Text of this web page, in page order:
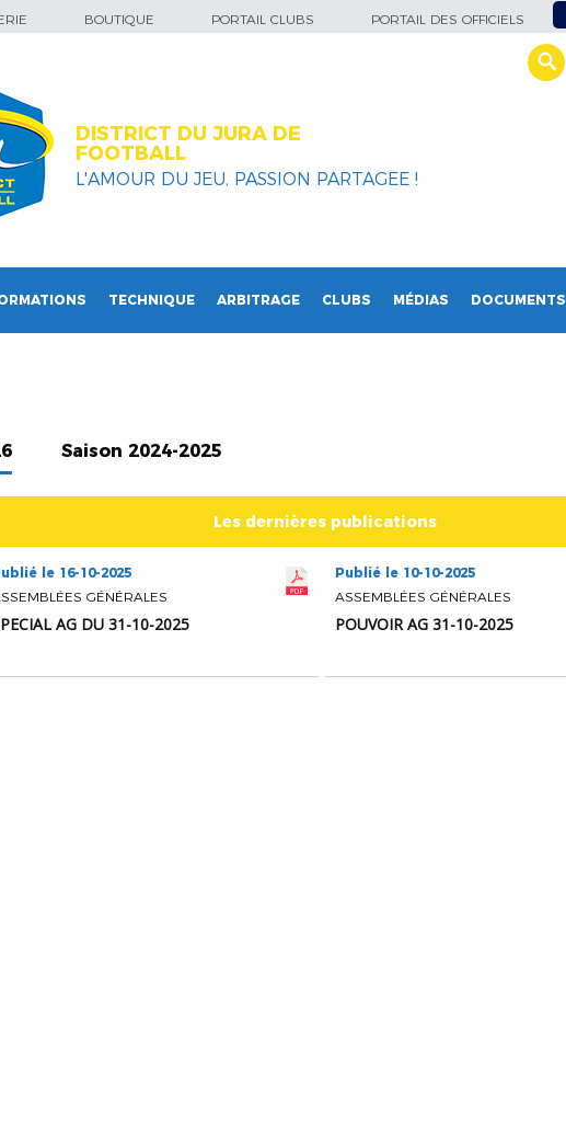
BOUTIQUE PORTAIL CLUBS PORTAIL DES OFFICIELS
DISTRICT DU JURA DE
FOOTBALL
L'AMOUR DU JEU, PASSION PARTAGEE !
TECHNIQUE ARBITRAGE CLUBS MÉDIAS DOCUMENTS
Saison 2024-2025
Les dernières publications
le 16-10-2025
GÉNÉRALES
AG DU 31-10-2025
Publié le 10-10-2025
ASSEMBLÉES GÉNÉRALES
POUVOIR AG 31-10-2025